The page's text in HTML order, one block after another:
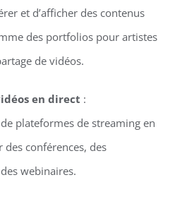
et d’afficher des contenus
des portfolios pour artistes
de vidéos.
en direct :
plateformes de streaming en
conférences, des
webinaires.